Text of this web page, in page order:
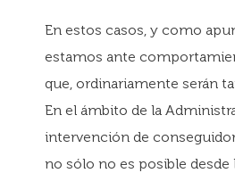
En estos casos, y como
estamos ante
que, ordinariamente serán
En el ámbito de la
intervención de
no sólo no es posible desde